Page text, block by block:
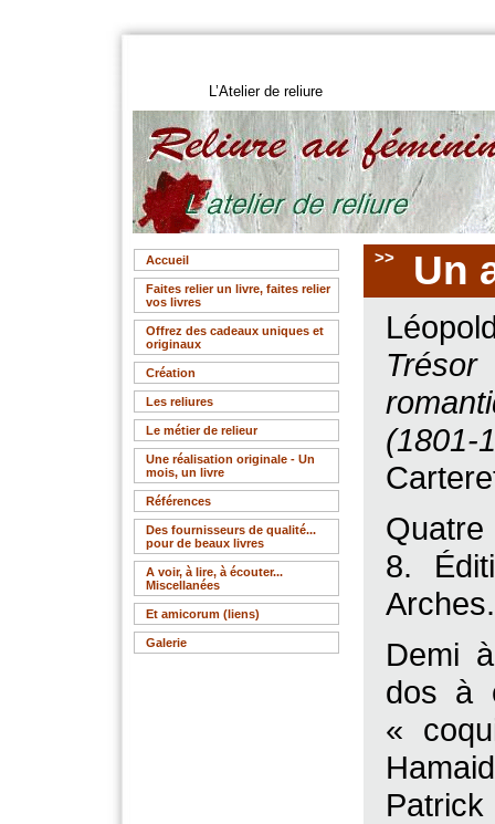
L’Atelier de reliure
Accueil
Faites relier un livre, faites relier
vos livres
Offrez des cadeaux uniques et
originaux
Création
Les reliures
Le métier de relieur
Une réalisation originale - Un
mois, un livre
Références
Des fournisseurs de qualité...
pour de beaux livres
A voir, à lire, à écouter...
Miscellanées
Et amicorum (liens)
Galerie
>> Un
(1801-
8.
Arches.
Demi
dos à
«
Patrick